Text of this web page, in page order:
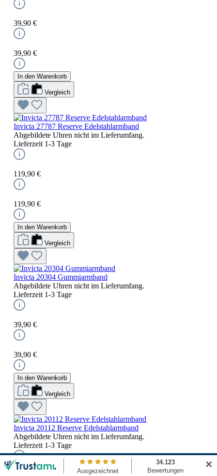
39,90 €
39,90 €
In den Warenkorb
Vergleich
Invicta 27787 Reserve Edelstahlarmband
Abgebildete Uhren nicht im Lieferumfang.
Lieferzeit 1-3 Tage
119,90 €
119,90 €
In den Warenkorb
Vergleich
Invicta 20304 Gummiarmband
Abgebildete Uhren nicht im Lieferumfang.
Lieferzeit 1-3 Tage
39,90 €
39,90 €
In den Warenkorb
Vergleich
Invicta 20112 Reserve Edelstahlarmband
Abgebildete Uhren nicht im Lieferumfang.
Lieferzeit 1-3 Tage
✕